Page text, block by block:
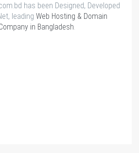
has been Designed, Developed
leading Web Hosting & Domain
in Bangladesh